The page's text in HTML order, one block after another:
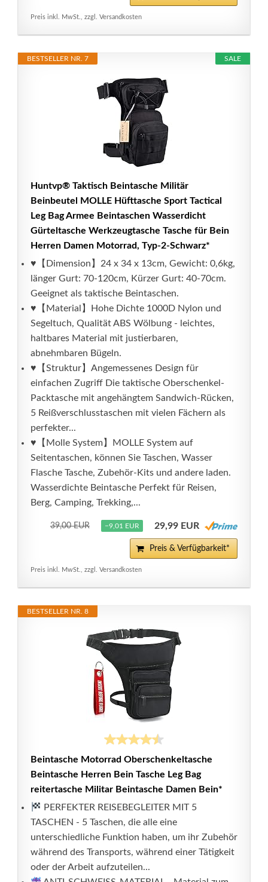
Preis inkl. MwSt., zzgl. Versandkosten
SALE
BESTSELLER NR. 7
Huntvp® Taktisch Beintasche Militär
Beinbeutel MOLLE Hüfttasche Sport Tactical
Leg Bag Armee Beintaschen Wasserdicht
Gürteltasche Werkzeugtasche Tasche für Bein
Herren Damen Motorrad, Typ-2-Schwarz*
♥【Dimension】24 x 34 x 13cm, Gewicht: 0,6kg,
länger Gurt: 70-120cm, Kürzer Gurt: 40-70cm.
Geeignet als taktische Beintaschen.
♥【Material】Hohe Dichte 1000D Nylon und
Segeltuch, Qualität ABS Wölbung - leichtes,
haltbares Material mit justierbaren,
abnehmbaren Bügeln.
♥【Struktur】Angemessenes Design für
einfachen Zugriff Die taktische Oberschenkel-
Packtasche mit angehängtem Sandwich-Rücken,
5 Reißverschlusstaschen mit vielen Fächern als
perfekter...
♥【Molle System】MOLLE System auf
Seitentaschen, können Sie Taschen, Wasser
Flasche Tasche, Zubehör-Kits und andere laden.
Wasserdichte Beintasche Perfekt für Reisen,
Berg, Camping, Trekking,...
39,00 EUR −9,01 EUR 29,99 EUR
Preis & Verfügbarkeit*
Preis inkl. MwSt., zzgl. Versandkosten
BESTSELLER NR. 8
Beintasche Motorrad Oberschenkeltasche
Beintasche Herren Bein Tasche Leg Bag
reitertasche Militar Beintasche Damen Bein*
PERFEKTER REISEBEGLEITER MIT 5
TASCHEN - 5 Taschen, die alle eine
unterschiedliche Funktion haben, um ihr Zubehör
während des Transports, während einer Tätigkeit
oder der Arbeit aufzuteilen...